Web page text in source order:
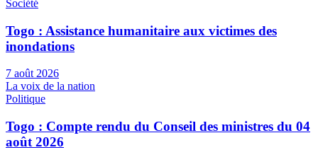
Société
Togo : Assistance humanitaire aux victimes des
inondations
7 août 2026
La voix de la nation
Politique
Togo : Compte rendu du Conseil des ministres du 04
août 2026